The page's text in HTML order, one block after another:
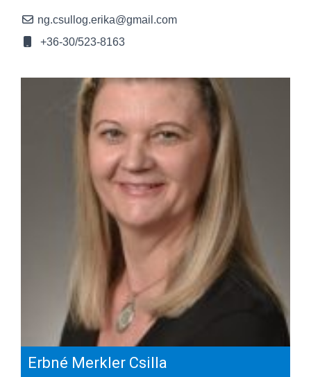
ng.csullog.erika@gmail.com
+36-30/523-8163
Erbné Merkler Csilla